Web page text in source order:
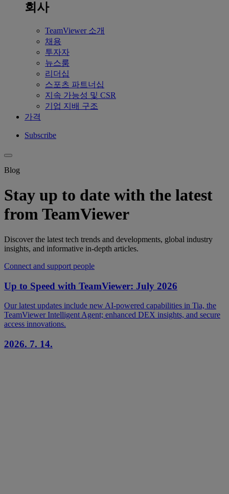
회사
TeamViewer 소개
채용
투자자
뉴스룸
리더십
스포츠 파트너십
지속 가능성 및 CSR
기업 지배 구조
가격
Subscribe
Blog
Stay up to date with the latest
from TeamViewer
Discover the latest tech trends and developments, global industry
insights, and informative in-depth articles.
Connect and support people
Up to Speed with TeamViewer: July 2026
Our latest updates include new AI-powered capabilities in Tia, the
TeamViewer Intelligent Agent; enhanced DEX insights, and secure
access innovations.
2026. 7. 14.